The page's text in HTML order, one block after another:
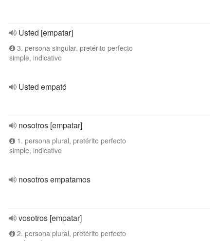
Usted [empatar]
3. persona singular, pretérito perfecto
simple, indicativo
Usted empató
nosotros [empatar]
1. persona plural, pretérito perfecto
simple, indicativo
nosotros empatamos
vosotros [empatar]
2. persona plural, pretérito perfecto